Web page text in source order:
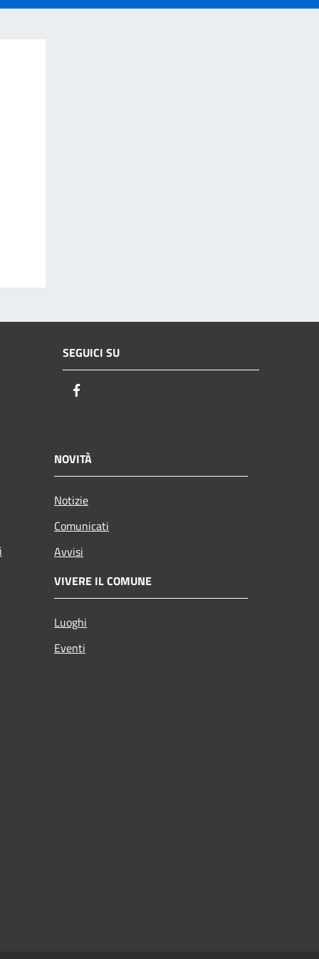
SEGUICI SU
NOVITÀ
Notizie
Comunicati
Avvisi
VIVERE IL COMUNE
Luoghi
Eventi